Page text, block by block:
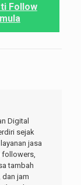
Follow
Digital
sejak
jasa
tambah
dan jam